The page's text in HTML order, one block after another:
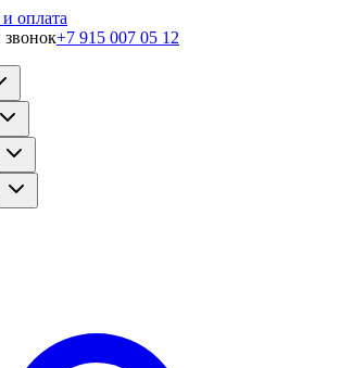
оплата
звонок+7 915 007 05 12